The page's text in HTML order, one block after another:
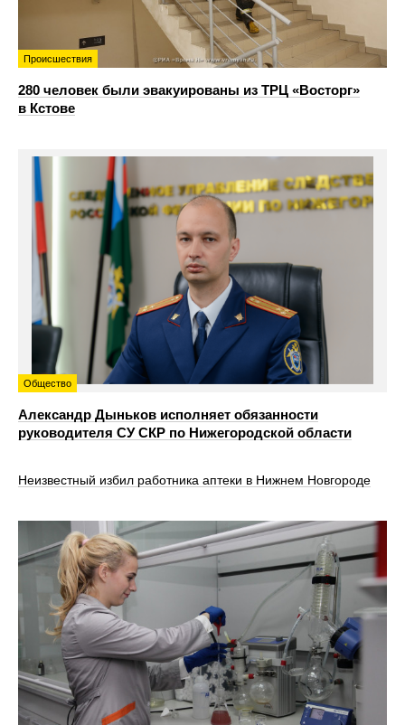
Происшествия
280 человек были эвакуированы из ТРЦ «Восторг»
в Кстове
Общество
Александр Дыньков исполняет обязанности
руководителя СУ СКР по Нижегородской области
Неизвестный избил работника аптеки в Нижнем Новгороде